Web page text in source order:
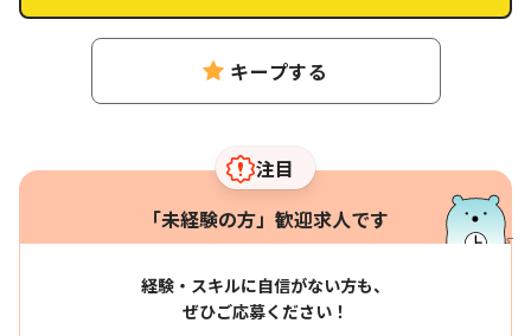
キープする
注目
「未経験の方」歓迎求人です
経験・スキルに自信がない方も、
ぜひご応募ください！